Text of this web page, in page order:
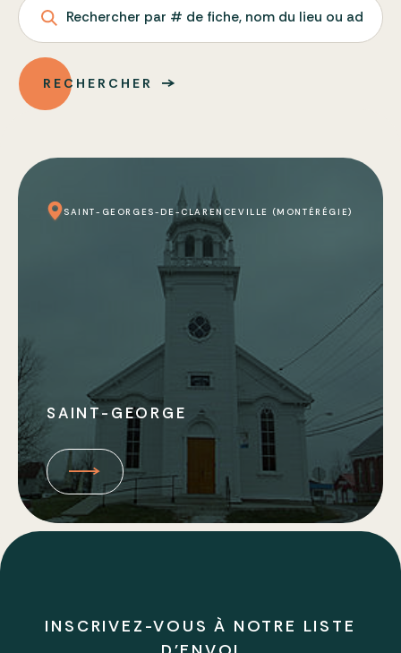
Rechercher par # de fiche, nom du lieu ou adresse
RECHERCHER
SAINT-GEORGES-DE-CLARENCEVILLE (MONTÉRÉGIE)
SAINT-GEORGE
INSCRIVEZ-VOUS À NOTRE LISTE